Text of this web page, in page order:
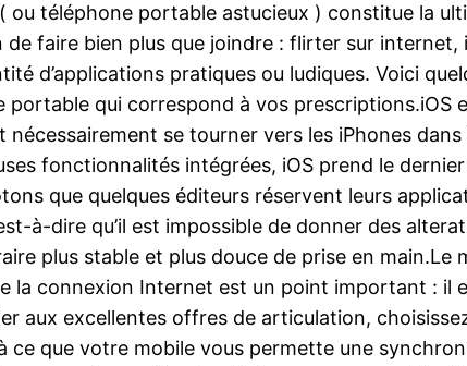
ou téléphone portable astucieux ) constitue la
de faire bien plus que joindre : flirter sur
d’applications pratiques ou ludiques. Voici
qui correspond à vos prescriptions.iOS
se tourner vers les iPhones dans
fonctionnalités intégrées, iOS prend le dernier
que quelques éditeurs réservent leurs
à-dire qu’il est impossible de donner des
plus stable et plus douce de prise en main.Le
connexion Internet est un point important : il
aux excellentes offres de articulation,
ce que votre mobile vous permette une